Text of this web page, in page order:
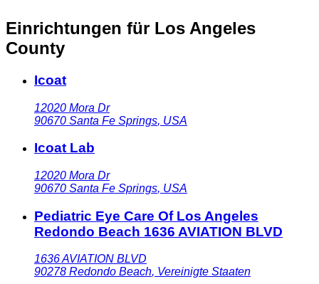
Einrichtungen für Los Angeles
County
Icoat
12020 Mora Dr
90670 Santa Fe Springs, USA
Icoat Lab
12020 Mora Dr
90670 Santa Fe Springs, USA
Pediatric Eye Care Of Los Angeles
Redondo Beach 1636 AVIATION BLVD
1636 AVIATION BLVD
90278 Redondo Beach, Vereinigte Staaten